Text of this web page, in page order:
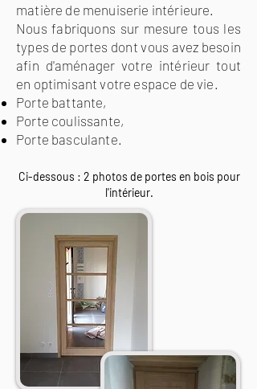
matière de menuiserie intérieure.
Nous fabriquons sur mesure tous les
types de portes dont vous avez besoin
afin d'aménager votre intérieur tout
en optimisant votre espace de vie.
Porte battante,
Porte coulissante,
Porte basculante.​
Ci-dessous : 2 photos de portes en bois pour
l'intérieur.